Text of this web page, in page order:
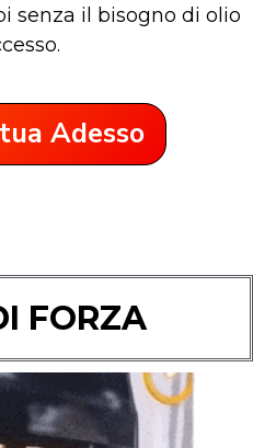
senza il bisogno di olio
Adesso
FORZA